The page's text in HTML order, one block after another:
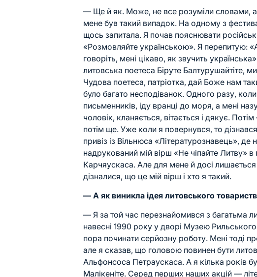
— Ще й як. Може, не все розуміли словами,
мене був такий випадок. На одному з
щось запитала. Я почав пояснювати
«Розмовляйтеукраїнською». Я перепитую:
говоріть, мені цікаво, як звучить
литовська поетеса Біруте Балтурушайтіте,
Чудова поетеса, патріотка, дай Боже нам
було багато несподіванок. Одного разу,
письменників, іду вранці до моря, а мені
чоловік, кланяється, вітається і дякує.
потім ще. Уже коли я повернувся, то
привіз із Вільнюса «Літературознавець», де
надрукований мій вірш «Не чіпайте Литву» в
Карчяускаса. Але для мене й досі лишається
дізналися, що це мій вірш і хто я такий.
— А як виникла ідея литовського
— Я за той час перезнайомився з багатьма
навесні 1990 року у дворі Музею
пора починати серйозну роботу. Мені тоді
але я сказав, що головою повинен бути
Альфонсоса Петраускаса. А я кілька років
Малікеніте. Серед перших наших акцій —